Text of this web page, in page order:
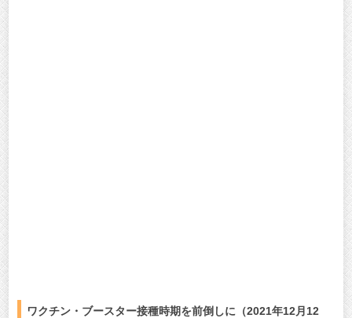
ワクチン・ブースター接種時期を前倒しに（2021年12月12